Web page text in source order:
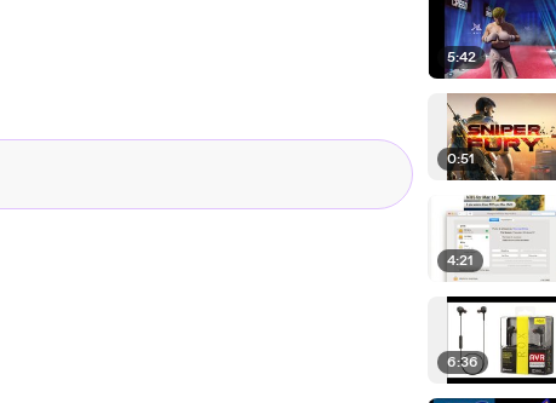
5:42
0:51
4:21
6:36